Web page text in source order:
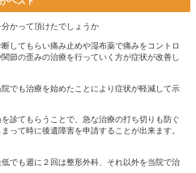
知った上で治療を進めていくこと
明していきます。
療の特長は、画像検査と投薬です
ントゲン検査、症状が良くならな